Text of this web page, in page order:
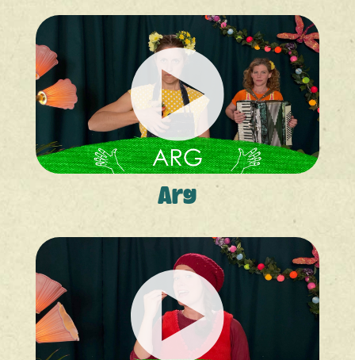
Arg